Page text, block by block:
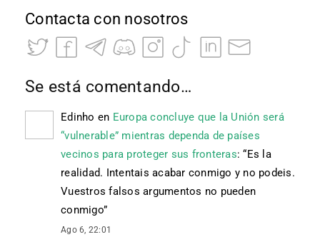
Contacta con nosotros
Se está comentando…
Edinho en Europa concluye que la Unión será
“vulnerable” mientras dependa de países
vecinos para proteger sus fronteras: “Es la
realidad. Intentais acabar conmigo y no podeis.
Vuestros falsos argumentos no pueden
conmigo”
Ago 6, 22:01